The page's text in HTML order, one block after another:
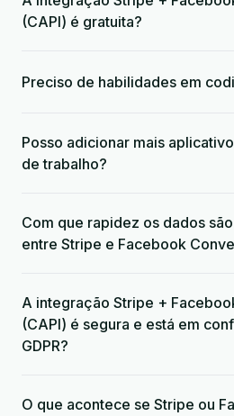
(CAPI) é gratuita?
Preciso de habilidades em
Posso adicionar mais
de trabalho?
Com que rapidez os dados
entre Stripe e Facebook
A integração Stripe +
(CAPI) é segura e está em
GDPR?
O que acontece se Stripe ou